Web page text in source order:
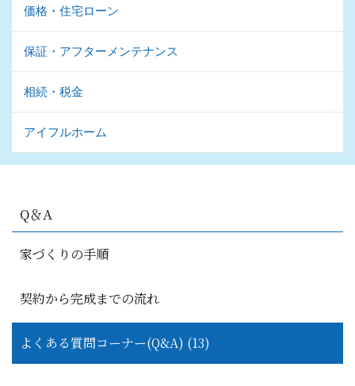
価格・住宅ローン
保証・アフターメンテナンス
相続・税金
アイフルホーム
Q＆A
家づくりの手順
契約から完成までの流れ
よくある質問コーナー(Q&A) (13)